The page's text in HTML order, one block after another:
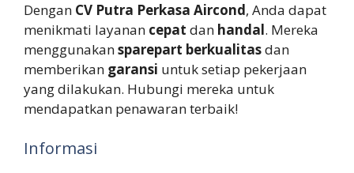
Dengan CV Putra Perkasa Aircond, Anda dapat
menikmati layanan cepat dan handal. Mereka
menggunakansparepart berkualitasdan
memberikan garansi untuk setiap pekerjaan
yang dilakukan. Hubungi mereka untuk
mendapatkan penawaran terbaik!
Informasi